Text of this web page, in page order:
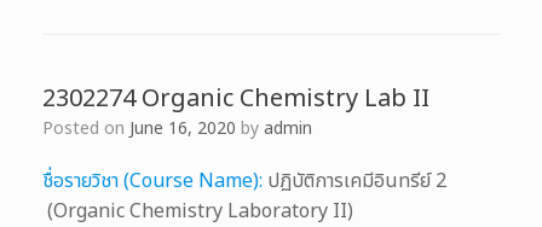
2302274 Organic Chemistry Lab II
Posted on June 16, 2020 byadmin
ชื่อรายวิชา (Course Name): ปฏิบัติการเคมีอินทรีย์ 2
(Organic Chemistry Laboratory II)